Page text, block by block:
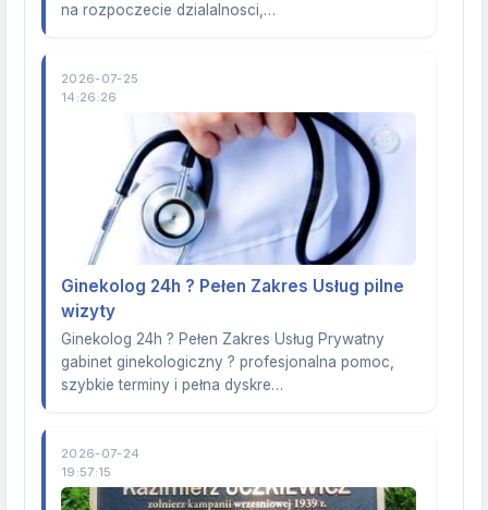
na rozpoczecie dzialalnosci,…
2026-07-25
14:26:26
Ginekolog 24h ? Pełen Zakres Usług pilne
wizyty
Ginekolog 24h ? Pełen Zakres Usług Prywatny
gabinet ginekologiczny ? profesjonalna pomoc,
szybkie terminy i pełna dyskre…
2026-07-24
19:57:15